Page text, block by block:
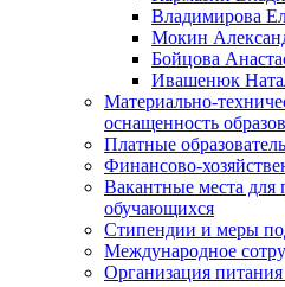
Владимирова
Мокин
Бойцова
Ивашенюк
Материально-
оснащенность
Платные
Финансово-
Вакантные места для
обучающихся
Стипендии и меры
Международное
Организация питания